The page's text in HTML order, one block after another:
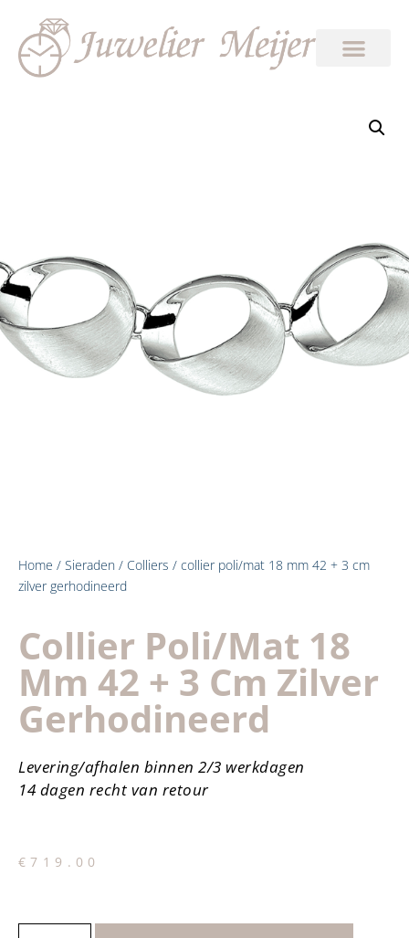
Home / Sieraden / Colliers / collier poli/mat 18 mm 42 + 3 cm
zilver gerhodineerd
Collier Poli/mat 18
Mm 42 + 3 Cm Zilver
Gerhodineerd
Levering/afhalen binnen 2/3 werkdagen
14 dagen recht van retour
€719.00